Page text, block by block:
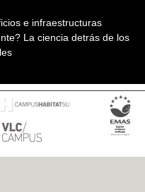
e infraestructuras
La ciencia detrás de los